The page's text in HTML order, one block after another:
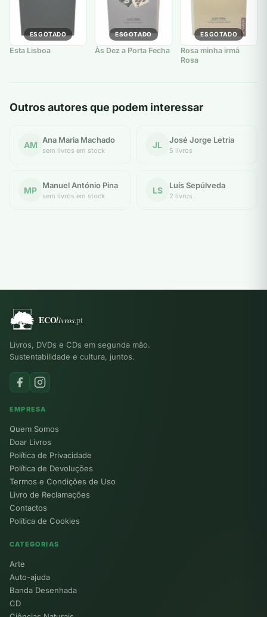
ESGOTADO
Esta Lisboa
ESGOTADO
Às Dez a Porta Fecha
ESGOTADO
Rosa minha irmã
Rosa
Outros autores que podem interessar
AM Ana Maria Machado
sem livros em stock
JL José Jorge Letria
5 livros
MP Manuel António Pina
sem livros em stock
LS Luís Sepúlveda
2 livros
Livros, DVDs e CDs em segunda mão.
Sustentabilidade e cultura, juntos.
EMPRESA
Quem Somos
Doar Livros
Política de Privacidade
Política de Devoluções
Termos e Condições de Uso
Livro de Reclamações
Contactos
Política de Cookies
CATEGORIAS
Arte
Auto-ajuda
Banda Desenhada
CD